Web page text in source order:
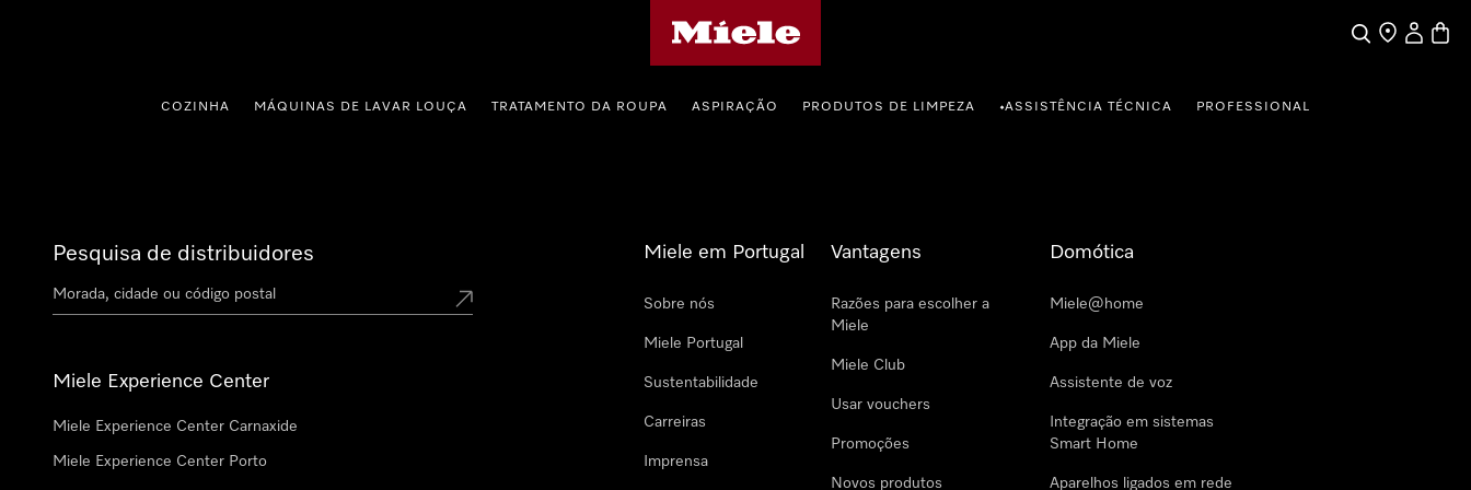
PesquisaEncontrar loja
A minha
COZINHA MÁQUINAS DE LAVAR LOUÇA TRATAMENTO DA ROUPA ASPIRAÇÃO PRODUTOS DE LIMPEZA •ASSISTÊNCIA TÉCNICA PROFESSIONAL
Pesquisa de distribuidores
Miele Experience Center
Miele Experience Center Carnaxide
Miele Experience Center Porto
Miele em Portugal
Sobre nós
Miele Portugal
Sustentabilidade
Carreiras
Imprensa
Vantagens
Razões para escolher a
Miele
Miele Club
Usar vouchers
Promoções
Novos produtos
Domótica
Miele@home
App da Miele
Assistente de voz
Integração em sistemas
Smart Home
Aparelhos ligados em rede